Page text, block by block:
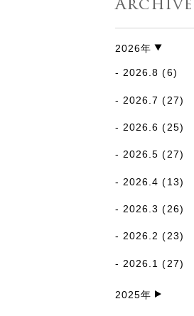
2026年
2026.8 (6)
2026.7 (27)
2026.6 (25)
2026.5 (27)
2026.4 (13)
2026.3 (26)
2026.2 (23)
2026.1 (27)
2025年